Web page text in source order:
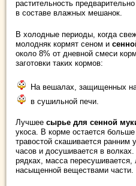
растительность
в составе влажных мешанок.
В холодные периоды, когда
молодняк кормят сеном и
около 8% от дневной смеси
заготовки таких кормов:
На вешалах, защищенных
в сушильной печи.
Лучшее сырье для сенной
укоса. В корме остается
травостой скашивается ранним
часов и досушивается в
рядках, масса
насыщенной веществами части.